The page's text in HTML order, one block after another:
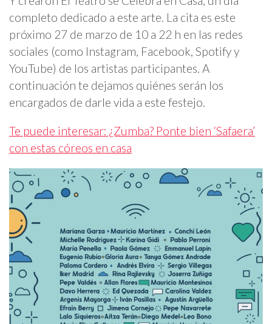
completo dedicado a este arte. La cita es este
próximo 27 de marzo de 10 a 22 h en las redes
sociales (como Instagram, Facebook, Spotify y
YouTube) de los artistas participantes. A
continuación te dejamos quiénes serán los
encargados de darle vida a este festejo.
Te puede interesar: ¿Zumba? Ponte bien ‘Safaera’
con estas córeos en casa